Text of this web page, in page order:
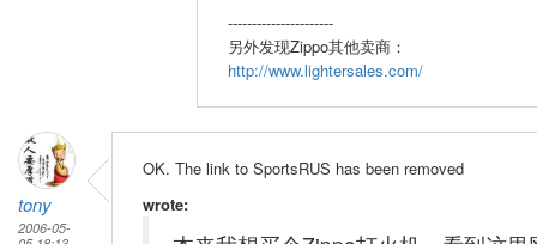
----------------------
另外发现Zippo其他卖商：
http://www.lightersales.com/
tony
2006-05-
OK. The link to SportsRUS has been removed
wrote: